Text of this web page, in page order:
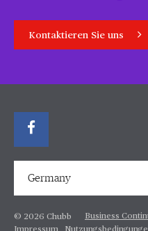
Kontaktieren Sie uns
Germany
© 2026 Chubb Business